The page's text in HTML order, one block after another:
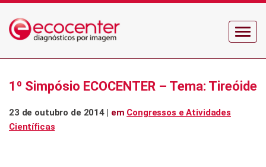
Menu
1º Simpósio ECOCENTER – Tema: Tireóide
23 de outubro de 2014 | em Congressos e Atividades
Científicas